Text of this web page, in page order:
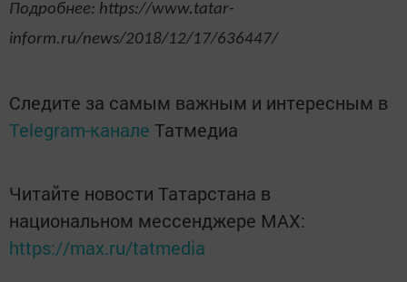
Подробнее: https://www.tatar-
inform.ru/news/2018/12/17/636447/
Следите за самым важным и интересным в
Telegram-канале Татмедиа
Читайте новости Татарстана в
национальном мессенджере MАХ:
https://max.ru/tatmedia